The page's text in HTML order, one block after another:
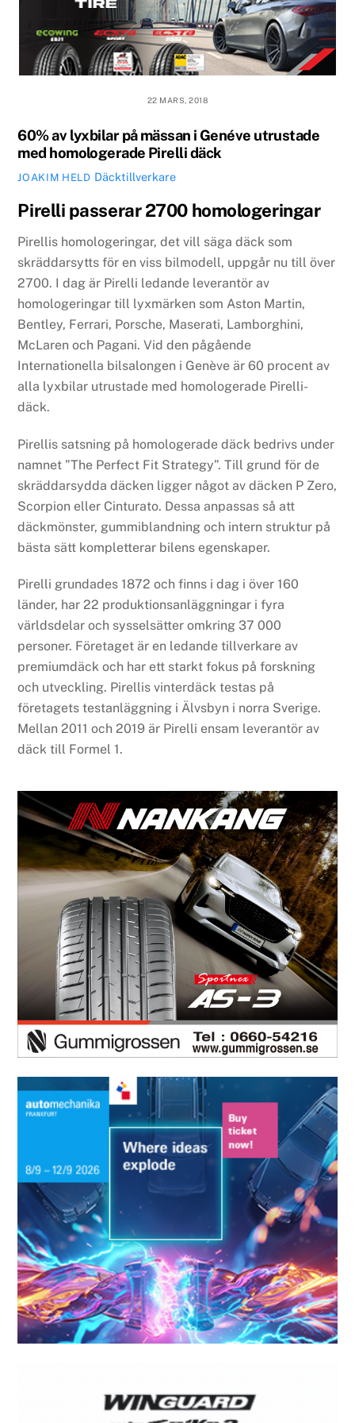
22 MARS, 2018
60% av lyxbilar på mässan i Genéve utrustade
med homologerade Pirelli däck
JOAKIM HELD Däcktillverkare
Pirelli passerar 2700 homologeringar
Pirellis homologeringar, det vill säga däck som
skräddarsytts för en viss bilmodell, uppgår nu till över
2700. I dag är Pirelli ledande leverantör av
homologeringar till lyxmärken som Aston Martin,
Bentley, Ferrari, Porsche, Maserati, Lamborghini,
McLaren och Pagani. Vid den pågående
Internationella bilsalongen i Genève är 60 procent av
alla lyxbilar utrustade med homologerade Pirelli-
däck.
Pirellis satsning på homologerade däck bedrivs under
namnet ”The Perfect Fit Strategy”. Till grund för de
skräddarsydda däcken ligger något av däcken P Zero,
Scorpion eller Cinturato. Dessa anpassas så att
däckmönster, gummiblandning och intern struktur på
bästa sätt kompletterar bilens egenskaper.
Pirelli grundades 1872 och finns i dag i över 160
länder, har 22 produktionsanläggningar i fyra
världsdelar och sysselsätter omkring 37 000
personer. Företaget är en ledande tillverkare av
premiumdäck och har ett starkt fokus på forskning
och utveckling. Pirellis vinterdäck testas på
företagets testanläggning i Älvsbyn i norra Sverige.
Mellan 2011 och 2019 är Pirelli ensam leverantör av
däck till Formel 1.